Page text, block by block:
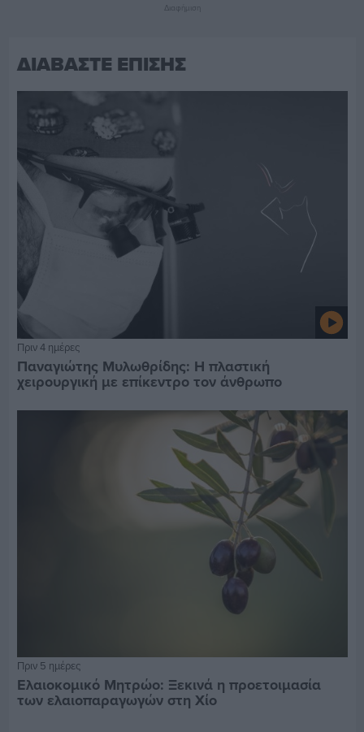
Διαφήμιση
ΔΙΑΒΑΣΤΕ ΕΠΙΣΗΣ
Πριν 4 ημέρες
Παναγιώτης Μυλωθρίδης: Η πλαστική
χειρουργική με επίκεντρο τον άνθρωπο
Πριν 5 ημέρες
Ελαιοκομικό Μητρώο: Ξεκινά η προετοιμασία
των ελαιοπαραγωγών στη Χίο